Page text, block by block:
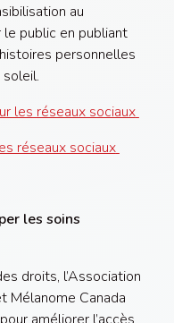
au
le public en publiant
personnelles
les réseaux sociaux
réseaux sociaux
les soins
droits, l’Association
Mélanome Canada